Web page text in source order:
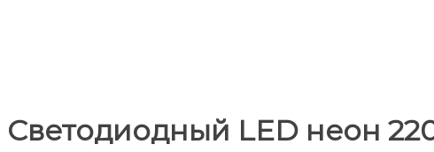
Светодиодный LED неон